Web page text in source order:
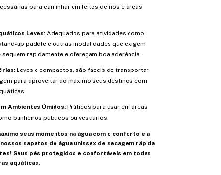
para caminhar em leitos de rios e áreas
Leves: Adequados para atividades como
up paddle e outras modalidades que exigem
sequem rapidamente e ofereçam boa aderência.
Leves e compactos, são fáceis de transportar
para aproveitar ao máximo seus destinos com
Ambientes Úmidos: Práticos para usar em áreas
banheiros públicos ou vestiários.
seus momentos na água com o conforto e a
sapatos de água unissex de secagem rápida
Seus pés protegidos e confortáveis em todas
aquáticas.